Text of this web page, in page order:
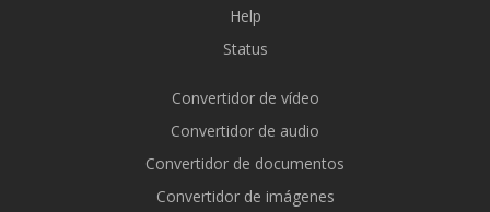
Help
Status
Convertidor de vídeo
Convertidor de audio
Convertidor de documentos
Convertidor de imágenes